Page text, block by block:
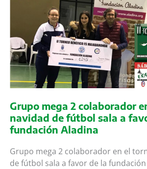
adjudicación
del
contrato
de
Elecnor.
Grupo mega 2 colaborador
navidad de fútbol sala a
fundación Aladina
Grupo mega 2 colaborador en el
de fútbol sala a favor de la